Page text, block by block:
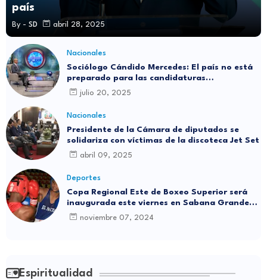
país
By - SD abril 28, 2025
Nacionales
Sociólogo Cándido Mercedes: El país no está
preparado para las candidaturas
independientes
julio 20, 2025
Nacionales
Presidente de la Cámara de diputados se
solidariza con víctimas de la discoteca Jet Set
abril 09, 2025
Deportes
Copa Regional Este de Boxeo Superior será
inaugurada este viernes en Sabana Grande
de Boyá
noviembre 07, 2024
Espiritualidad